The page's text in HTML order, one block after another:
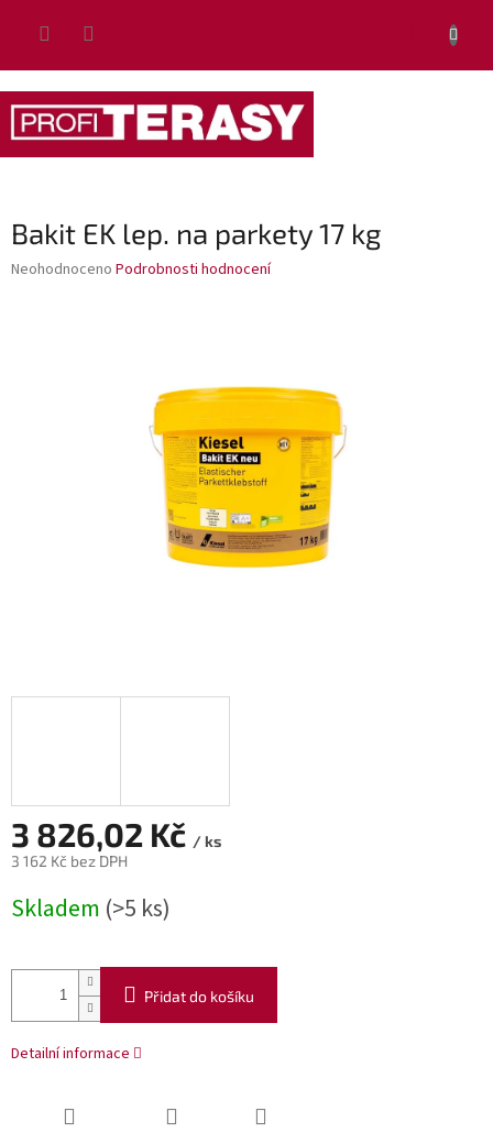
Bakit EK lep. na parkety 17 kg
Průměrné
Neohodnoceno Podrobnosti hodnocení
3 826,02 Kč / ks
3 162 Kč bez DPH
cena:
Skladem (>5 ks)
Přidat do košíku
Detailní informace